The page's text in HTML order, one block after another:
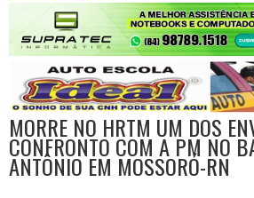
MORRE NO HRTM UM DOS
CONFRONTO COM A PM NO
ANTÔNIO EM MOSSORÓ-RN